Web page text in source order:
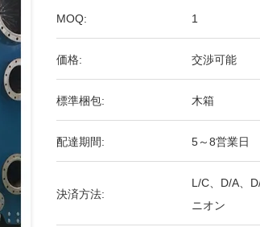
MOQ: 1
価格: 交渉可能
標準梱包: 木箱
配達期間: 5～8営業日
決済方法:
L/C、D/A、
ニオン